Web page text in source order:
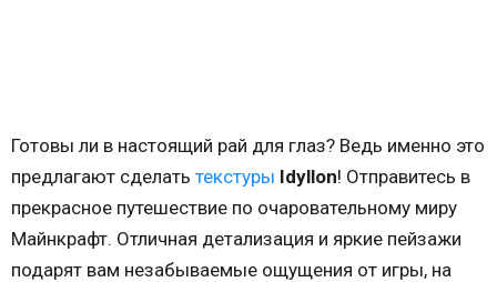
Готовы ли в настоящий рай для глаз? Ведь именно это
предлагают сделать текстуры Idyllon! Отправитесь в
прекрасное путешествие по очаровательному миру
Майнкрафт. Отличная детализация и яркие пейзажи
подарят вам незабываемые ощущения от игры, на